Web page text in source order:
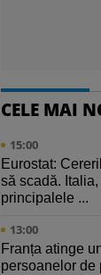
CELE MAI
15:00
Eurostat:
să scadă.
principalele ...
13:00
Franța atinge
persoanelor de